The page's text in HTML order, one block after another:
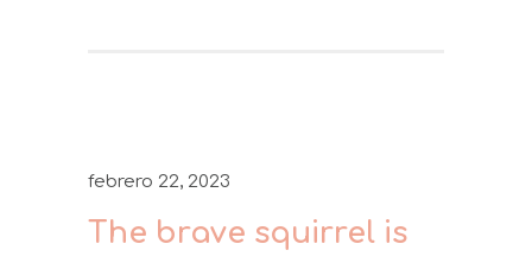
febrero 22, 2023
The brave squirrel is